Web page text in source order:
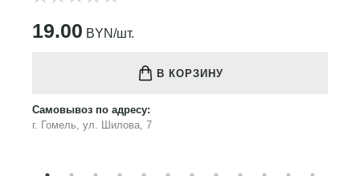
19.00 BYN/шт.
В КОРЗИНУ
Самовывоз по адресу:
г. Гомель, ул. Шилова, 7